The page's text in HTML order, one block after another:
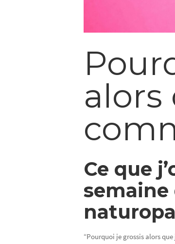
Ce que
“Pourquoi je grossis alors